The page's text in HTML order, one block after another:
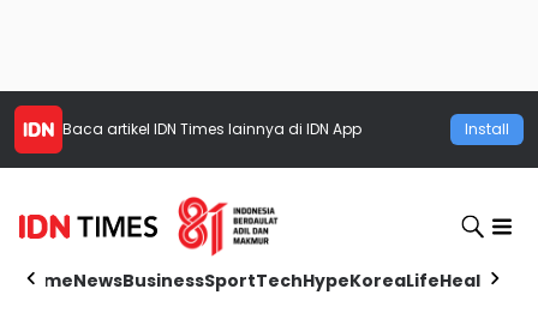
Baca artikel IDN Times lainnya di IDN App Install
HomeNewsBusinessSportTechHypeKoreaLifeHealth